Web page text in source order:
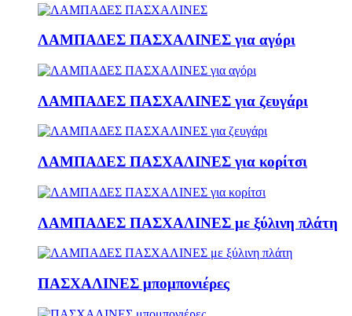
ΛΑΜΠΑΔΕΣ ΠΑΣΧΑΛΙΝΕΣ για αγόρι
ΛΑΜΠΑΔΕΣ ΠΑΣΧΑΛΙΝΕΣ για ζευγάρι
ΛΑΜΠΑΔΕΣ ΠΑΣΧΑΛΙΝΕΣ για κορίτσι
ΛΑΜΠΑΔΕΣ ΠΑΣΧΑΛΙΝΕΣ με ξύλινη πλάτη
ΠΑΣΧΑΛΙΝΕΣ μπομπονιέρες